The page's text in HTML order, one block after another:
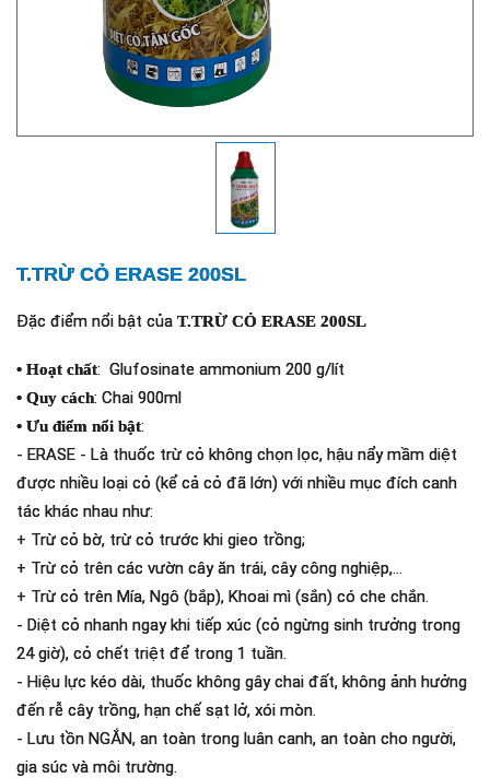
T.TRỪ CỎ ERASE 200SL
Đặc điểm nổi bật của T.TRỪ CỎ ERASE 200SL
• Hoạt chất: Glufosinate ammonium 200 g/lít
• Quy cách: Chai 900ml
• Ưu điểm nổi bật:
- ERASE - Là thuốc trừ cỏ không chọn lọc, hậu nẩy mầm diệt
được nhiều loại cỏ (kể cả cỏ đã lớn) với nhiều mục đích canh
tác khác nhau như:
+ Trừ cỏ bờ, trừ cỏ trước khi gieo trồng;
+ Trừ cỏ trên các vườn cây ăn trái, cây công nghiệp,…
+ Trừ cỏ trên Mía, Ngô (bắp), Khoai mì (sắn) có che chắn.
- Diệt cỏ nhanh ngay khi tiếp xúc (cỏ ngừng sinh trưởng trong
24 giờ), cỏ chết triệt để trong 1 tuần.
- Hiệu lực kéo dài, thuốc không gây chai đất, không ảnh hưởng
đến rễ cây trồng, hạn chế sạt lở, xói mòn.
- Lưu tồn NGẮN, an toàn trong luân canh, an toàn cho người,
gia súc và môi trường.